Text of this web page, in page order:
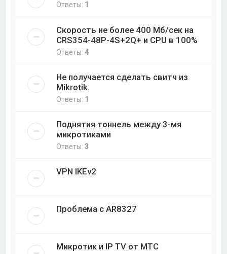
Ответы: 1
Скорость не более 400 Мб/cек на
CRS354-48P-4S+2Q+ и CPU в 100%
Ответы:4
Не получается сделать свитч из
Mikrotik.
Ответы: 1
Поднятия тоннель между 3-мя
микротиками
Ответы:3
VPN IKEv2
Проблема с AR8327
Микротик и IP TV от МТС